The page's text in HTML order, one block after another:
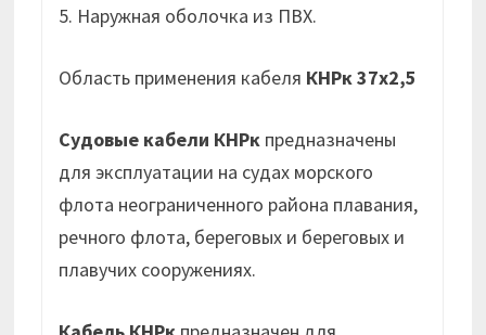
5. Наружная оболочка из ПВХ.
Область применения кабеля КНРк 37х2,5
Судовые кабели КНРк предназначены
для эксплуатации на судах морского
флота неограниченного района плавания,
речного флота, береговых и береговых и
плавучих сооружениях.